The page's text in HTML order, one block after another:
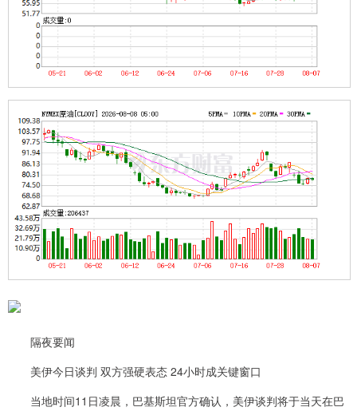
隔夜要闻
美伊今日谈判 双方强硬表态 24小时成关键窗口
当地时间11日凌晨，巴基斯坦官方确认，美伊谈判将于当天在巴